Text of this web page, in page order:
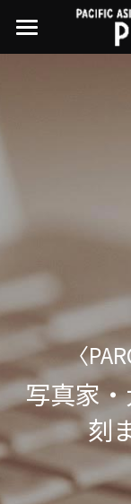
PARC自由学
03ハイ
04参加
える？
05ハイ
の社会調
06オンラ
現する
07ハイ
語の問題
〈
写真家
刻
07アイヌ語
04鎌田慧
から
01民主主義
02アジア太
06韓国：「